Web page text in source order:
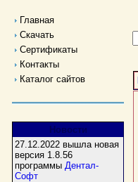
Главная
Скачать
Сертификаты
Контакты
Каталог сайтов
Новости
27.12.2022 вышла новая
версия 1.8.56
программы Дентал-
Софт